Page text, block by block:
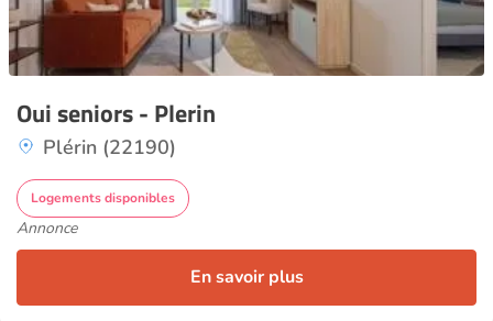
Oui seniors - Plerin
Plérin (22190)
Logements disponibles
Annonce
En savoir plus